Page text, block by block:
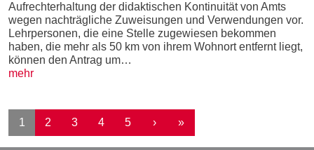
Aufrechterhaltung der didaktischen Kontinuität von Amts
wegen nachträgliche Zuweisungen und Verwendungen vor.
Lehrpersonen, die eine Stelle zugewiesen bekommen
haben, die mehr als 50 km von ihrem Wohnort entfernt liegt,
können den Antrag um…
mehr
Seitennummerierung
1 2 3 4 5 ›Nächste Seite
»Letzte Seite